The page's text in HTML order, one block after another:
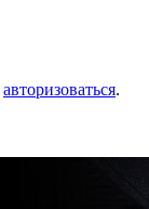
авторизоваться.